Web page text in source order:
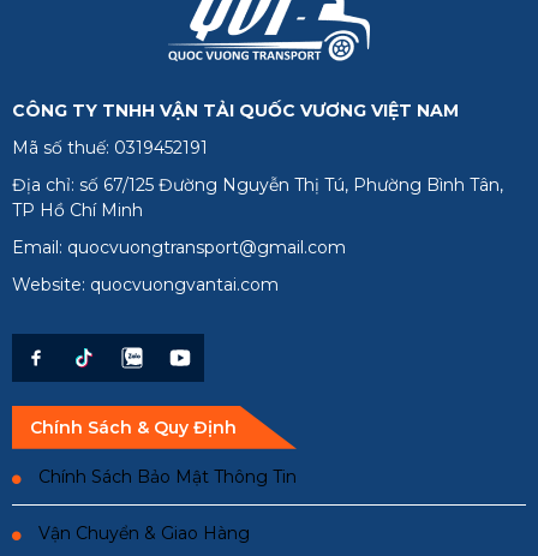
CÔNG TY TNHH VẬN TẢI QUỐC VƯƠNG VIỆT NAM
Mã số thuế: 0319452191
Địa chỉ: số 67/125 Đường Nguyễn Thị Tú, Phường Bình Tân,
TP Hồ Chí Minh
Email: quocvuongtransport@gmail.com
Website: quocvuongvantai.com
Chính Sách & Quy Định
Chính Sách Bảo Mật Thông Tin
Vận Chuyển & Giao Hàng